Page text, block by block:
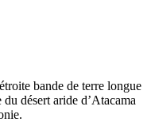
bande de terre longue
désert aride d’Atacama